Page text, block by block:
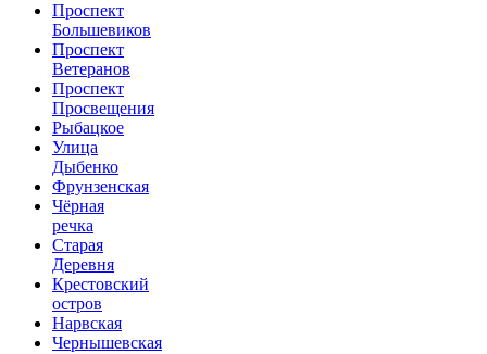
Проспект
Большевиков
Проспект
Ветеранов
Проспект
Просвещения
Рыбацкое
Улица
Дыбенко
Фрунзенская
Чёрная
речка
Старая
Деревня
Крестовский
остров
Нарвская
Чернышевская